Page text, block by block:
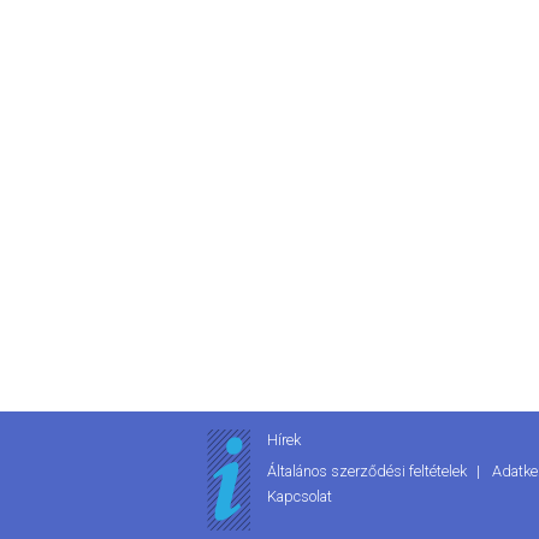
Hírek
Általános szerződési feltételek
Kapcsolat